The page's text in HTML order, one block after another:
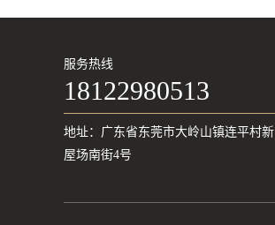
服务热线
18122980513
地址：广东省东莞市大岭山镇连平村新
屋场南街4号